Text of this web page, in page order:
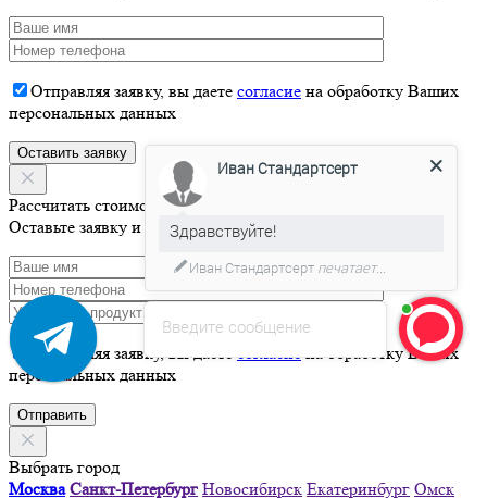
Отправляя заявку, вы даете согласие на обработку Ваших
персональных данных
Рассчитать стоимость
Оставьте заявку и мы свяжемся с Вами в течение 15 минут
Отправляя заявку, вы даетесогласиена обработку Ваших
персональных данных
Выбрать город
Москва Санкт-Петербург Новосибирск Екатеринбург Омск
Введите сообщение
Иван Стандартсерт
Здравствуйте!
Иван Стандартсертпечатает...